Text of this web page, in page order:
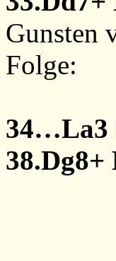
Gunsten
Folge:
34…La3
38.Dg8+